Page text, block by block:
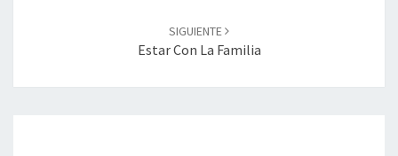
SIGUIENTE
Estar Con La Familia